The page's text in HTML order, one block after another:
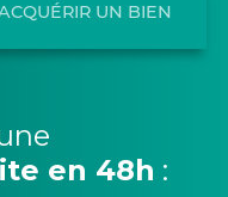
UN BIEN